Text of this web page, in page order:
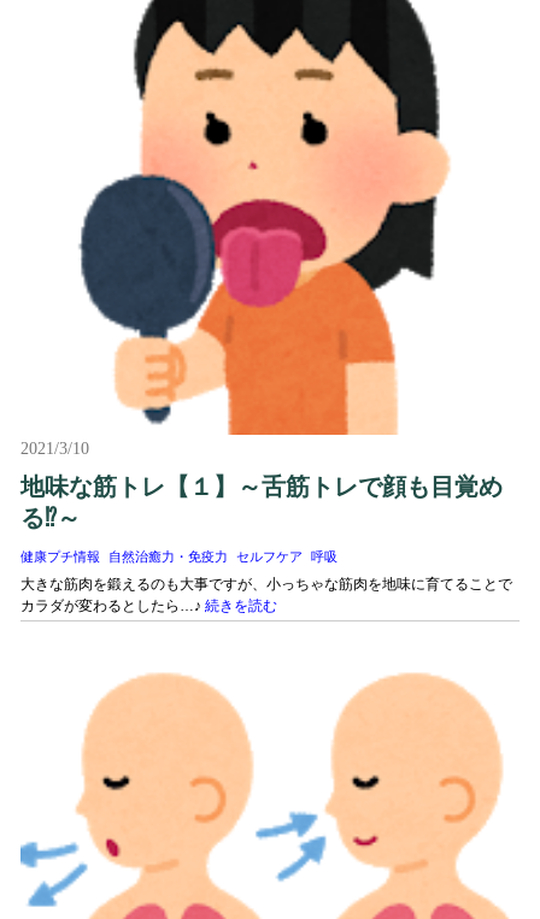
2021/3/10
地味な筋トレ【１】～舌筋トレで顔も目覚め
る⁉～
健康プチ情報 自然治癒力・免疫力 セルフケア 呼吸
大きな筋肉を鍛えるのも大事ですが、小っちゃな筋肉を地味に育てることで
カラダが変わるとしたら…♪ 続きを読む